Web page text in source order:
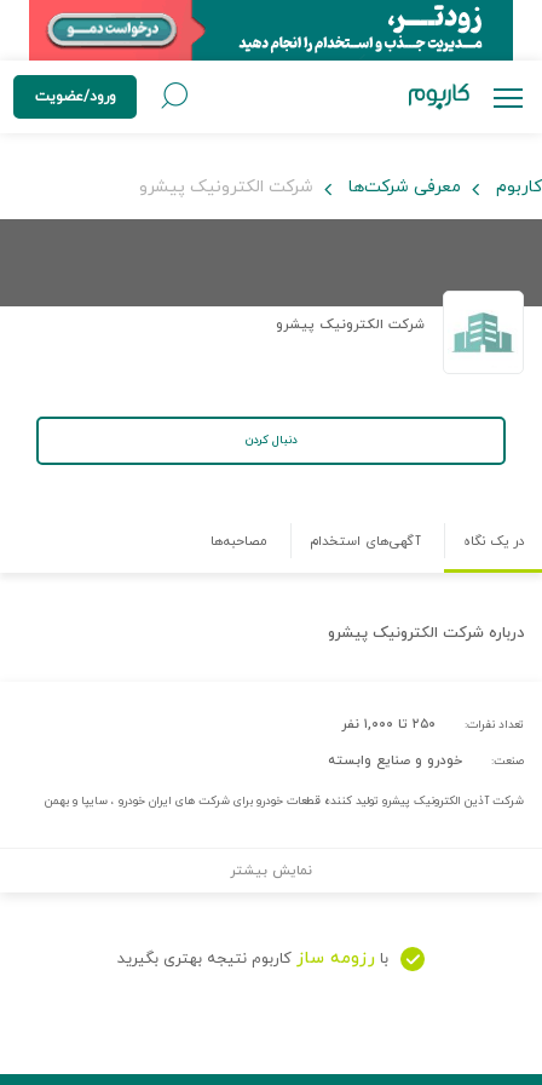
ورود/عضویت
کاربوم معرفی شرکت‌ها شرکت الکترونیک پیشرو
شرکت الکترونیک پیشرو
دنبال کردن
در یک نگاه آگهی‌های استخدام مصاحبه‌ها
درباره شرکت الکترونیک پیشرو
تعداد نفرات: ۲۵۰ تا ۱,۰۰۰ نفر
صنعت: خودرو و صنایع وابسته
شرکت آذین الکترونیک پیشرو تولید کننده قطعات خودرو برای شرکت های ایران خودرو ، سایپا و بهمن
نمایش بیشتر
با رزومه ساز کاربوم نتیجه بهتری بگیرید